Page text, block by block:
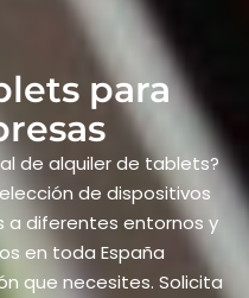
para
de alquiler de tablets?
de dispositivos
a diferentes entornos y
en toda España
que necesites. Solicita